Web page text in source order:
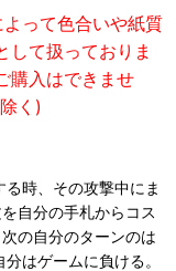
って色合いや紙質
して扱っておりま
購入はできませ
く)
時、その攻撃中にま
自分の手札からコス
の自分のターンのは
はゲームに負ける。